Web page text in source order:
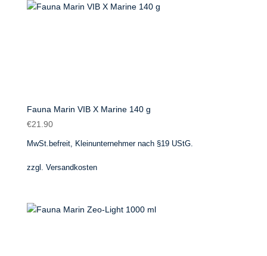
Fauna Marin VIB X Marine 140 g
€21.90
MwSt.befreit, Kleinunternehmer nach §19 UStG.
zzgl. Versandkosten